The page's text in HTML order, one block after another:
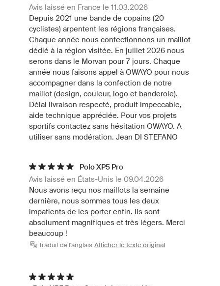
Avis laissé en France le 11.03.2026
Depuis 2021 une bande de copains (20
cyclistes) arpentent les régions françaises.
Chaque année nous confectionnons un maillot
dédié à la région visitée. En juillet 2026 nous
serons dans le Morvan pour 7 jours. Chaque
année nous faisons appel à OWAYO pour nous
accompagner dans la confection de notre
maillot (design, couleur, logo et banderole).
Délai livraison respecté, produit impeccable,
aide technique appréciée. Pour vos projets
sportifs contactez sans hésitation OWAYO. A
utiliser sans modération. Jean DI STEFANO
Polo XP5 Pro
Avis laissé en États-Unis le 09.04.2026
Nous avons reçu nos maillots la semaine
dernière, nous sommes tous les deux
impatients de les porter enfin. Ils sont
absolument magnifiques et très légers. Merci
beaucoup !
Traduit de l'anglais Afficher le texte original